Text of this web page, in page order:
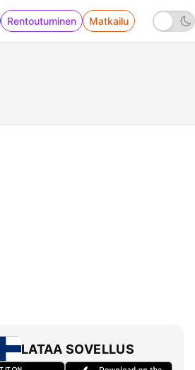
Rentoutuminen Matkailu
LATAA SOVELLUS